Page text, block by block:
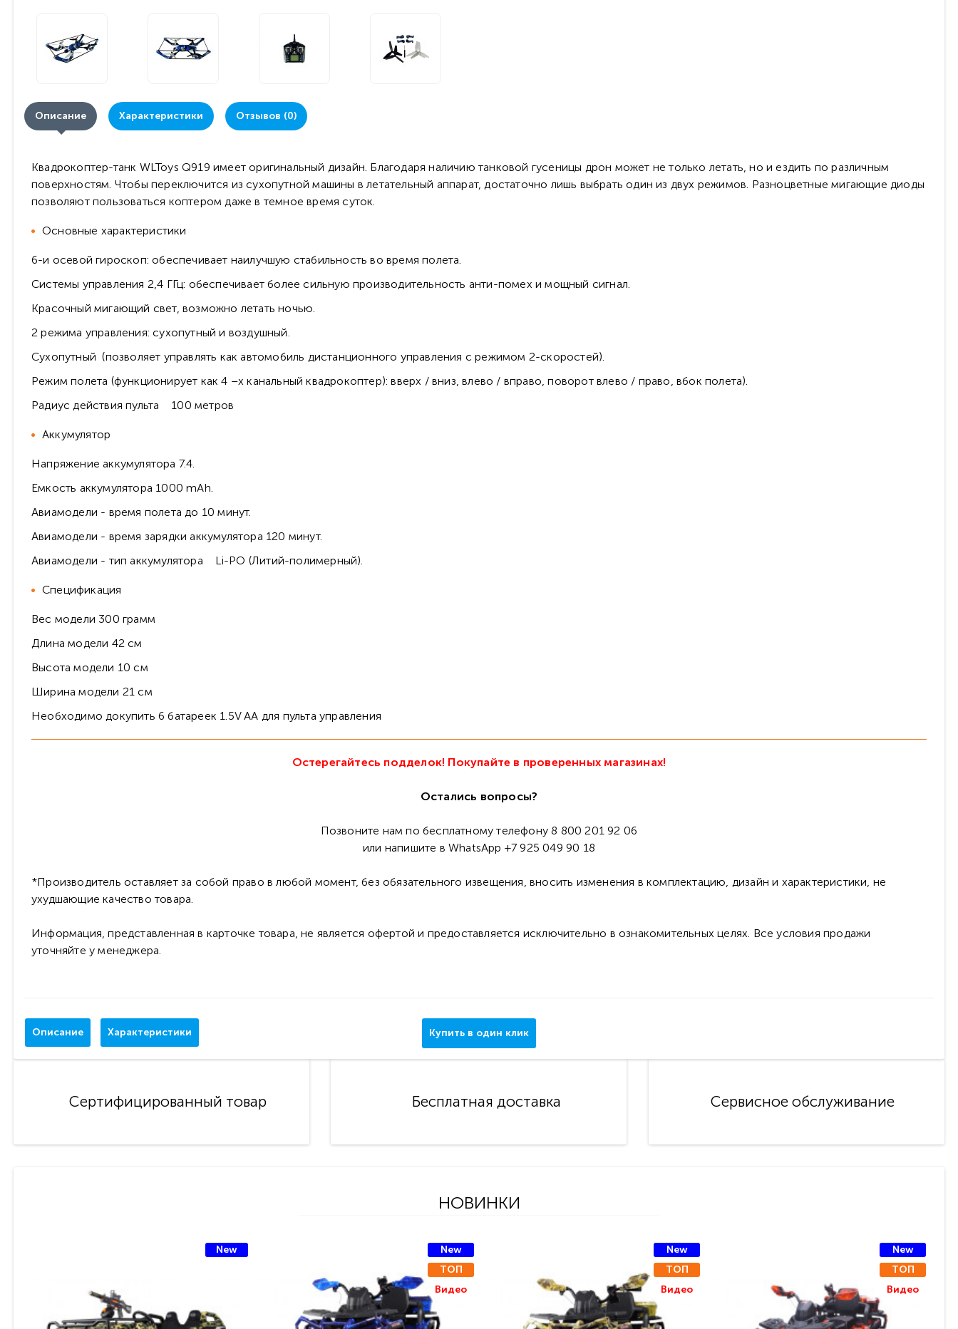
Описание Характеристики Отзывов (0)
Квадрокоптер-танк WLToys Q919 имеет оригинальный дизайн. Благодаря наличию танковой гусеницы дрон может не только летать, но и ездить по различным
поверхностям. Чтобы переключится из сухопутной машины в летательный аппарат, достаточно лишь выбрать один из двух режимов. Разноцветные мигающие диоды
позволяют пользоваться коптером даже в темное время суток.
Основные характеристики
6-и осевой гироскоп: обеспечивает наилучшую стабильность во время полета.
Системы управления 2,4 ГГц: обеспечивает более сильную производительность анти-помех и мощный сигнал.
Красочный мигающий свет, возможно летать ночью.
2 режима управления: сухопутный и воздушный.
Сухопутный (позволяет управлять как автомобиль дистанционного управления с режимом 2-скоростей).
Режим полета (функционирует как 4 –х канальный квадрокоптер): вверх / вниз, влево / вправо, поворот влево / право, вбок полета).
Радиус действия пульта 100 метров
Аккумулятор
Напряжение аккумулятора 7.4.
Емкость аккумулятора 1000 mAh.
Авиамодели - время полета до 10 минут.
Авиамодели - время зарядки аккумулятора 120 минут.
Авиамодели - тип аккумулятора Li-PO (Литий-полимерный).
Спецификация
Вес модели 300 грамм
Длина модели 42 см
Высота модели 10 см
Ширина модели 21 см
Необходимо докупить 6 батареек 1.5V AA для пульта управления
Остерегайтесь подделок! Покупайте в проверенных магазинах!
Остались вопросы?
Позвоните нам по бесплатному телефону 8 800 201 92 06
или напишите в WhatsApp +7 925 049 90 18
*Производитель оставляет за собой право в любой момент, без обязательного извещения, вносить изменения в комплектацию, дизайн и характеристики, не
ухудшающие качество товара.
Информация, представленная в карточке товара, не является офертой и предоставляется исключительно в ознакомительных целях. Все условия продажи
уточняйте у менеджера.
Описание Характеристики Купить в один клик
Сертифицированный товар Бесплатная доставка Сервисное обслуживание
НОВИНКИ
New
New
ТОП
Видео
New
ТОП
Видео
New
ТОП
Видео